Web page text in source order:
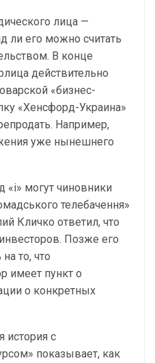
лица —
ли его можно считать
В конце
действительно
«бизнес-
«Хенсфорд-Украина»
Например,
уже нынешнего
«і» могут чиновники
телебачення»
Кличко ответил, что
Позже его
то, что
имеет пункт о
о конкретных
история с
показывает, как